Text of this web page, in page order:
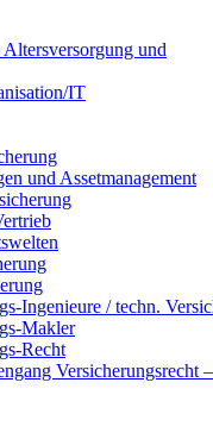
und
IT
und Assetmanagement
Ingenieure / techn.
Makler
Recht
Versicherungsrecht